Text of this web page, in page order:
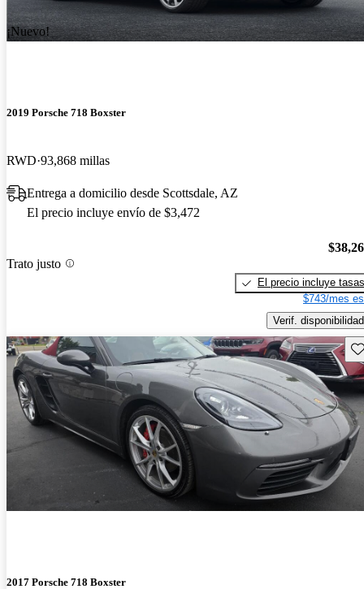
¡Nuevo!
2019 Porsche 718 Boxster
RWD 93,868 millas
Entrega a domicilio desde Scottsdale, AZ
El precio incluye envío de $3,472
Trato justo
El precio incluye tasas
$743/mes
Verif. disponibilidad
2017 Porsche 718 Boxster